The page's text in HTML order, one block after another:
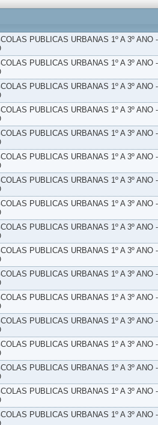
PUBLICAS URBANAS 1º A 3º ANO -
PUBLICAS URBANAS 1º A 3º ANO -
PUBLICAS URBANAS 1º A 3º ANO -
PUBLICAS URBANAS 1º A 3º ANO -
PUBLICAS URBANAS 1º A 3º ANO -
PUBLICAS URBANAS 1º A 3º ANO -
PUBLICAS URBANAS 1º A 3º ANO -
PUBLICAS URBANAS 1º A 3º ANO -
PUBLICAS URBANAS 1º A 3º ANO -
PUBLICAS URBANAS 1º A 3º ANO -
PUBLICAS URBANAS 1º A 3º ANO -
PUBLICAS URBANAS 1º A 3º ANO -
PUBLICAS URBANAS 1º A 3º ANO -
PUBLICAS URBANAS 1º A 3º ANO -
PUBLICAS URBANAS 1º A 3º ANO -
PUBLICAS URBANAS 1º A 3º ANO -
PUBLICAS URBANAS 1º A 3º ANO -